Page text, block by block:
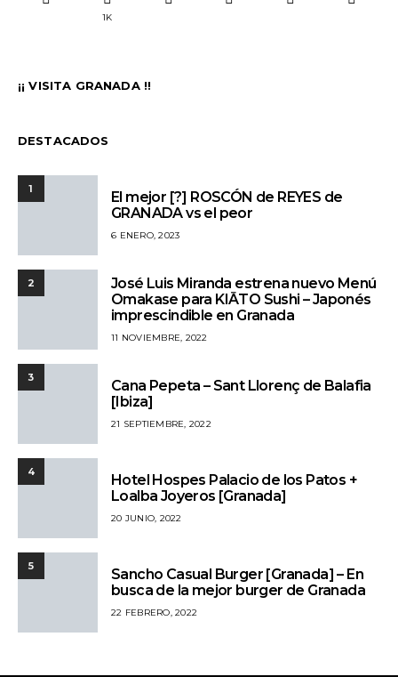
1K
¡¡ VISITA GRANADA !!
DESTACADOS
1
El mejor [?] ROSCÓN de REYES de
GRANADA vs el peor
6 ENERO, 2023
2
José Luis Miranda estrena nuevo Menú
Omakase para KIĀTO Sushi – Japonés
imprescindible en Granada
11 NOVIEMBRE, 2022
3
Cana Pepeta – Sant Llorenç de Balafia
[Ibiza]
21 SEPTIEMBRE, 2022
4
Hotel Hospes Palacio de los Patos +
Loalba Joyeros [Granada]
20 JUNIO, 2022
5
Sancho Casual Burger [Granada] – En
busca de la mejor burger de Granada
22 FEBRERO, 2022